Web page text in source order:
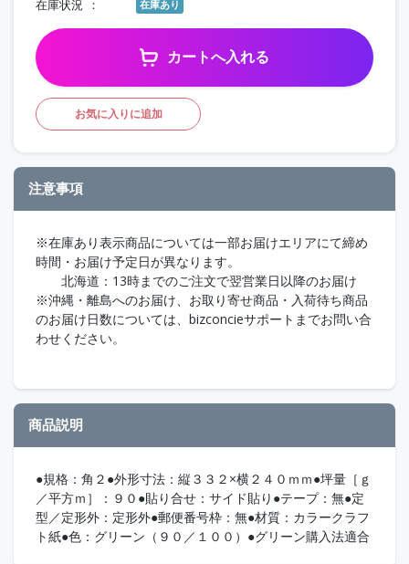
在庫状況 在庫あり
カートへ入れる
お気に入りに追加
注意事項
※在庫あり表示商品については一部お届けエリアにて締め
時間・お届け予定日が異なります。
北海道：13時までのご注文で翌営業日以降のお届け
※沖縄・離島へのお届け、お取り寄せ商品・入荷待ち商品
のお届け日数については、bizconcieサポートまでお問い合
わせください。
商品説明
●規格：角２●外形寸法：縦３３２×横２４０ｍｍ●坪量［ｇ
／平方ｍ］：９０●貼り合せ：サイド貼り●テープ：無●定
型／定形外：定形外●郵便番号枠：無●材質：カラークラフ
ト紙●色：グリーン（９０／１００）●グリーン購入法適合